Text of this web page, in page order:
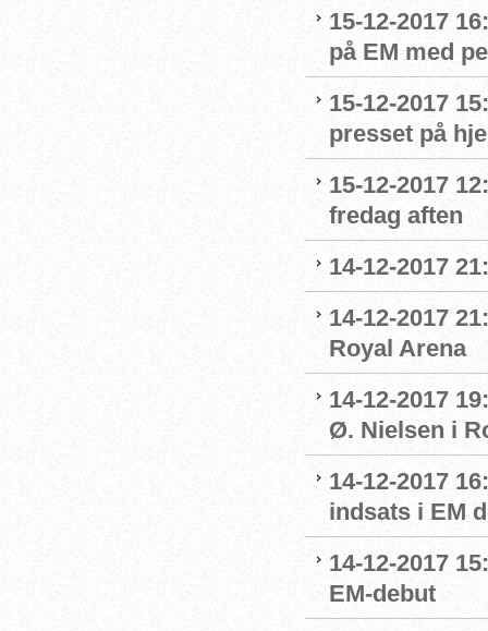
15-12-2017
på EM med
15-12-2017
presset på
15-12-2017
fredag aften
14-12-2017
14-12-2017
Royal Arena
14-12-2017
Ø. Nielsen i
14-12-2017
indsats i EM
14-12-2017
EM-debut